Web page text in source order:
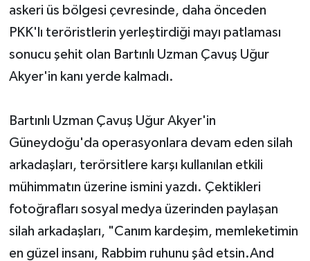
askeri üs bölgesi çevresinde, daha önceden
PKK'lı teröristlerin yerleştirdiği mayı patlaması
sonucu şehit olan Bartınlı Uzman Çavuş Uğur
Akyer'in kanı yerde kalmadı.
Bartınlı Uzman Çavuş Uğur Akyer'in
Güneydoğu'da operasyonlara devam eden silah
arkadaşları, terörsitlere karşı kullanılan etkili
mühimmatın üzerine ismini yazdı. Çektikleri
fotoğrafları sosyal medya üzerinden paylaşan
silah arkadaşları, "Canım kardeşim, memleketimin
en güzel insanı, Rabbim ruhunu şâd etsin.And
YEREL